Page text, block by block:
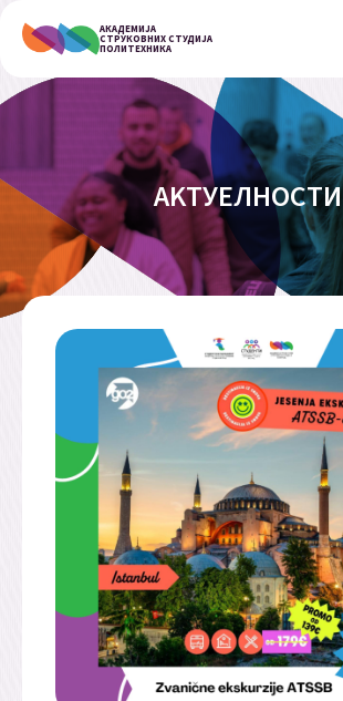
АКАДЕМИЈА
СТРУКОВНИХ СТУДИЈА
ПОЛИТЕХНИКА
АKТУЕЛНОСТИ